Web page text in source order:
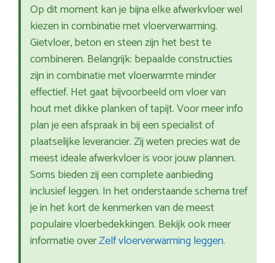
Op dit moment kan je bijna elke afwerkvloer wel
kiezen in combinatie met vloerverwarming.
Gietvloer, beton en steen zijn het best te
combineren. Belangrijk: bepaalde constructies
zijn in combinatie met vloerwarmte minder
effectief. Het gaat bijvoorbeeld om vloer van
hout met dikke planken of tapijt. Voor meer info
plan je een afspraak in bij een specialist of
plaatselijke leverancier. Zij weten precies wat de
meest ideale afwerkvloer is voor jouw plannen.
Soms bieden zij een complete aanbieding
inclusief leggen. In het onderstaande schema tref
je in het kort de kenmerken van de meest
populaire vloerbedekkingen. Bekijk ook meer
informatie overZelf vloerverwarming leggen.